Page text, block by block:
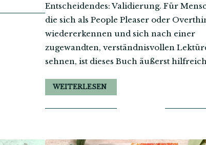
Entscheidendes: Validierung. Für
die sich als People Pleaser oder
wiedererkennen und sich nach einer
zugewandten, verständnisvollen
sehnen, ist dieses Buch äußerst
WEITERLESEN